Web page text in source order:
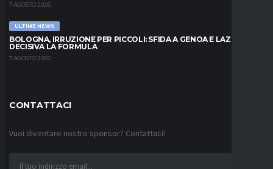
7 AGOSTO 2026
ULTIME NEWS
BOLOGNA, IRRUZIONE PER PICCOLI: SFIDA A GENOA E LAZIO,
DECISIVA LA FORMULA
7 AGOSTO 2026
CONTATTACI
Vuoi diventare nostro sponsor? Contattaci!